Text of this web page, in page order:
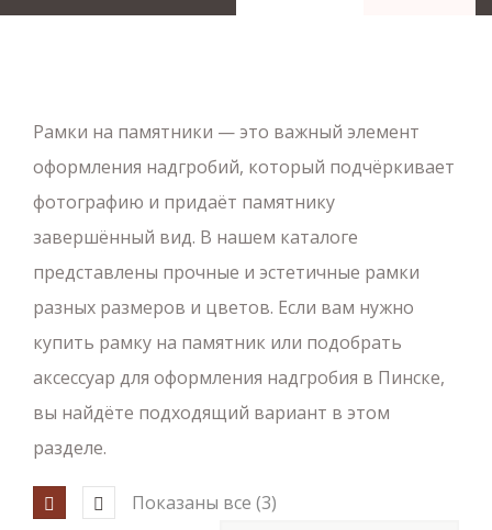
Рамки на памятники — это важный элемент
оформления надгробий, который подчёркивает
фотографию и придаёт памятнику
завершённый вид. В нашем каталоге
представлены прочные и эстетичные рамки
разных размеров и цветов. Если вам нужно
купить рамку на памятник или подобрать
аксессуар для оформления надгробия в Пинске,
вы найдёте подходящий вариант в этом
разделе.
Показаны все (3)